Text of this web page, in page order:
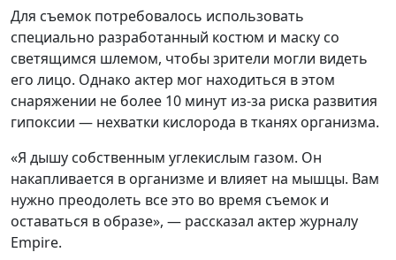
Для съемок потребовалось использовать
специально разработанный костюм и маску со
светящимся шлемом, чтобы зрители могли видеть
его лицо. Однако актер мог находиться в этом
снаряжении не более 10 минут из-за риска развития
гипоксии — нехватки кислорода в тканях организма.
«Я дышу собственным углекислым газом. Он
накапливается в организме и влияет на мышцы. Вам
нужно преодолеть все это во время съемок и
оставаться в образе», — рассказал актер журналу
Empire.